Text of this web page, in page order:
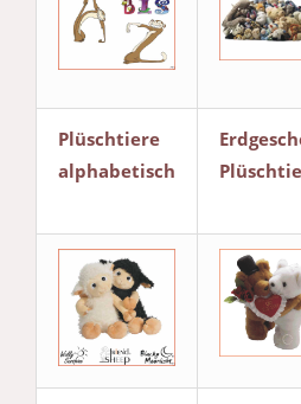
Plüschtiere
alphabetisch